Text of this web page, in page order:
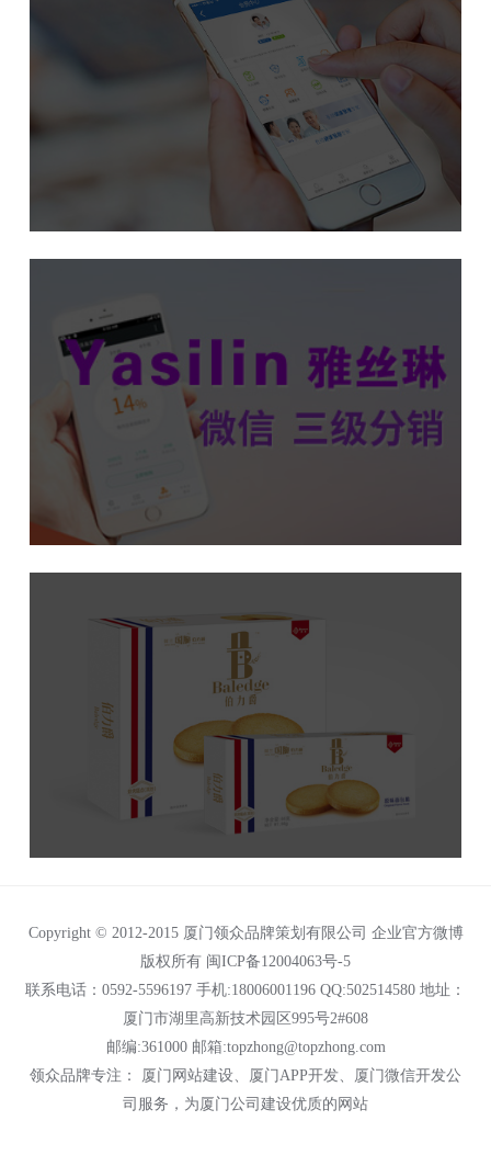
Copyright © 2012-2015 厦门领众品牌策划有限公司 企业官方微博
版权所有 闽ICP备12004063号-5
联系电话：0592-5596197 手机:18006001196 QQ:502514580 地址：
厦门市湖里高新技术园区995号2#608
邮编:361000 邮箱:topzhong@topzhong.com
领众品牌专注： 厦门网站建设、厦门APP开发、 厦门微信开发公
司 服务，为厦门公司建设优质的网站